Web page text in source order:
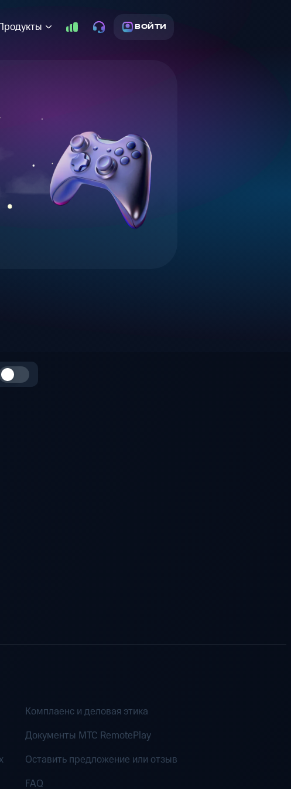
ВОЙТИ
Комплаенс и деловая этика
Документы MTC RemotePlay
Оставить предложение или отзыв
FAQ